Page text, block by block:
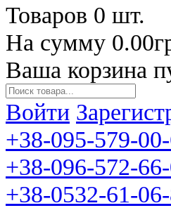
Товаров 0 шт.
На сумму
Ваша корзина
Войти
+38-095-579-
+38-096-572-66-
+38-0532-61-06-